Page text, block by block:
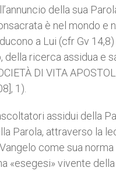
della sua
è nel mondo e
a Lui (cfr Gv
ricerca assidua e
DI VITA
1).
assidui della
Parola, attraverso la
come sua
«esegesi» vivente